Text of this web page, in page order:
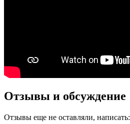
Отзывы и обсуждение
Отзывы еще не оставляли, написать: